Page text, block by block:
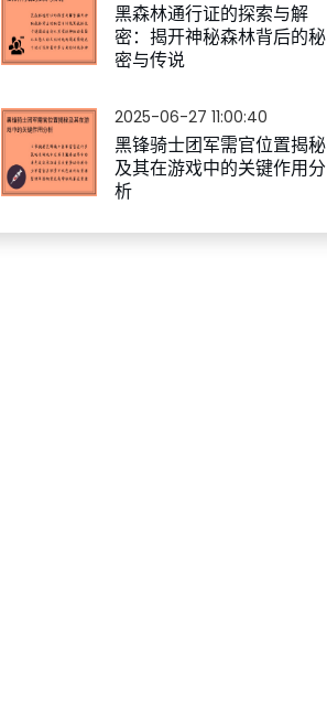
黑森林通行证的探索与解
密：揭开神秘森林背后的秘
密与传说
2025-06-27 11:00:40
黑锋骑士团军需官位置揭秘
及其在游戏中的关键作用分
析